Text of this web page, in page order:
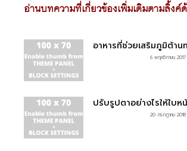
อ่านบทความที่เกี่ยวข้องเพิ่มเติมตามลิ้งค์
อาหารที่ช่วยเสริมภูมิต้าน
6 พฤศจิกายน 2017
ปรับรูปตาอย่างไรให้ใบห
20 กรกฎาคม 2018